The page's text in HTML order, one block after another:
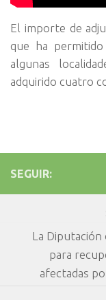
El importe de
que ha
algunas
adquirido cuatro
SEGUIR:
La
para
afectadas